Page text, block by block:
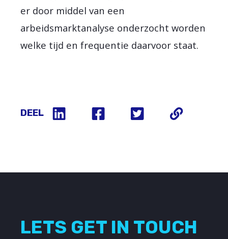
er door middel van een
arbeidsmarktanalyse onderzocht worden
welke tijd en frequentie daarvoor staat.
DEEL
LETS GET IN TOUCH